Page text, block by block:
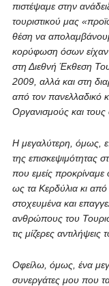
πιστέψαμε στην
τουριστικού μας
θέση να
κορύφωση όσων είχαν
στη Διεθνή Έκθεση
2009, αλλά και στη
από τον πανελλαδικό
Οργανισμούς και τους
Η μεγαλύτερη, όμως,
της
που εμείς
ως τα Κερδύλια κι από
στοχευμένα και
ανθρώπους του
τις μίζερες
Οφείλω, όμως, ένα
συνεργάτες μου που